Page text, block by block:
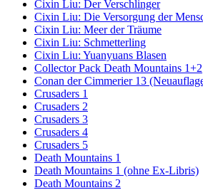
Cixin Liu: Der Verschlinger
Cixin Liu: Die Versorgung der
Cixin Liu: Meer der Träume
Cixin Liu: Schmetterling
Cixin Liu: Yuanyuans Blasen
Collector Pack Death Mountains 1+2
Conan der Cimmerier 13
Crusaders 1
Crusaders 2
Crusaders 3
Crusaders 4
Crusaders 5
Death Mountains 1
Death Mountains 1 (ohne Ex-Libris)
Death Mountains 2